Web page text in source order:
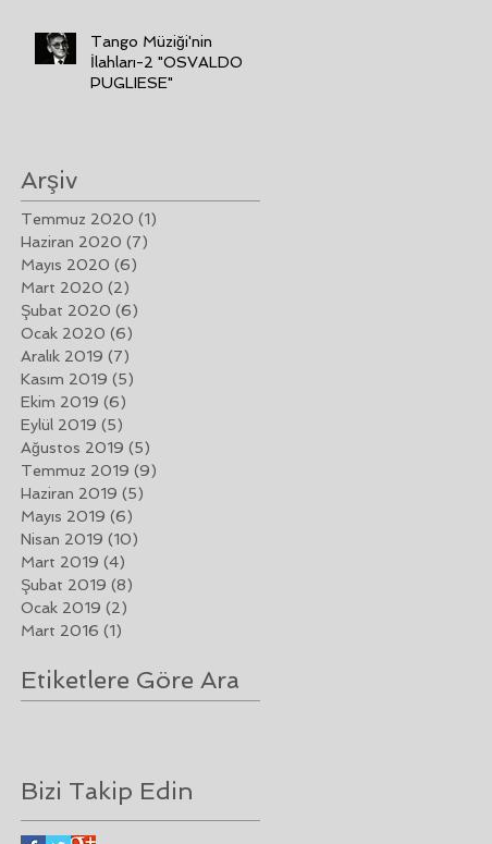
Tango Müziği'nin
İlahları-2 "OSVALDO
PUGLIESE"
Arşiv
Temmuz 2020 (1)
Haziran 2020 (7)
Mayıs 2020 (6)
Mart 2020 (2)
Şubat 2020 (6)
Ocak 2020 (6)
Aralık 2019 (7)
Kasım 2019 (5)
Ekim 2019 (6)
Eylül 2019 (5)
Ağustos 2019 (5)
Temmuz 2019 (9)
Haziran 2019 (5)
Mayıs 2019 (6)
Nisan 2019 (10)
Mart 2019 (4)
Şubat 2019 (8)
Ocak 2019 (2)
Mart 2016 (1)
Etiketlere Göre Ara
Bizi Takip Edin